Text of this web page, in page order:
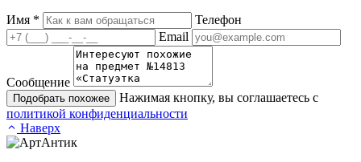
Имя *
Телефон
Email
Сообщение
Подобрать похожее
Нажимая кнопку, вы соглашаетесь с
политикой конфиденциальности
Наверх